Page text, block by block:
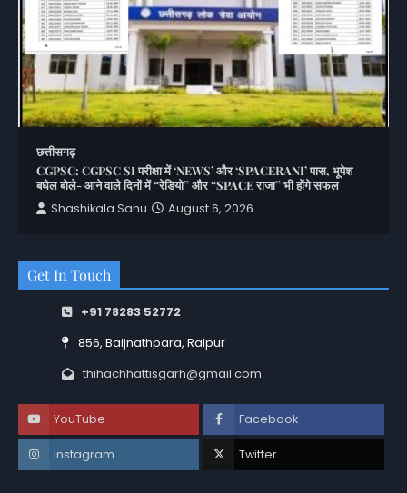
छत्तीसगढ़
CGPSC: CGPSC SI परीक्षा में ‘NEWS’ और ‘SPACERANI’ पास, भूपेश
बघेल बोले- आने वाले दिनों में “रेडियो” और “SPACE राजा” भी होंगे सफल
Shashikala Sahu
August 6, 2026
Get In Touch
+91 78283 52772
856, Baijnathpara, Raipur
thihachhattisgarh@gmail.com
YouTube Facebook
Instagram Twitter